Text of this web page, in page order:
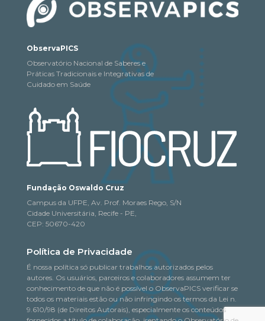
ObservaPICS
Observatório Nacional de Saberes e
Práticas Tradicionais e Integrativas de
Cuidado em Saúde
Fundação Oswaldo Cruz
Campus da UFPE, Av. Prof. Moraes Rego, S/N
Cidade Universitária, Recife - PE,
CEP: 50670-420
Política de Privacidade
É nossa política só publicar trabalhos autorizados pelos
autores. Os usuários, parceiros e colaboradores assumem ter
conhecimento de que não é possível o ObservaPICS verificar se
todos os materiais estão ou não infringindo os termos da Lei n.
9.610/98 (de Direitos Autorais), especialmente os conteúdos